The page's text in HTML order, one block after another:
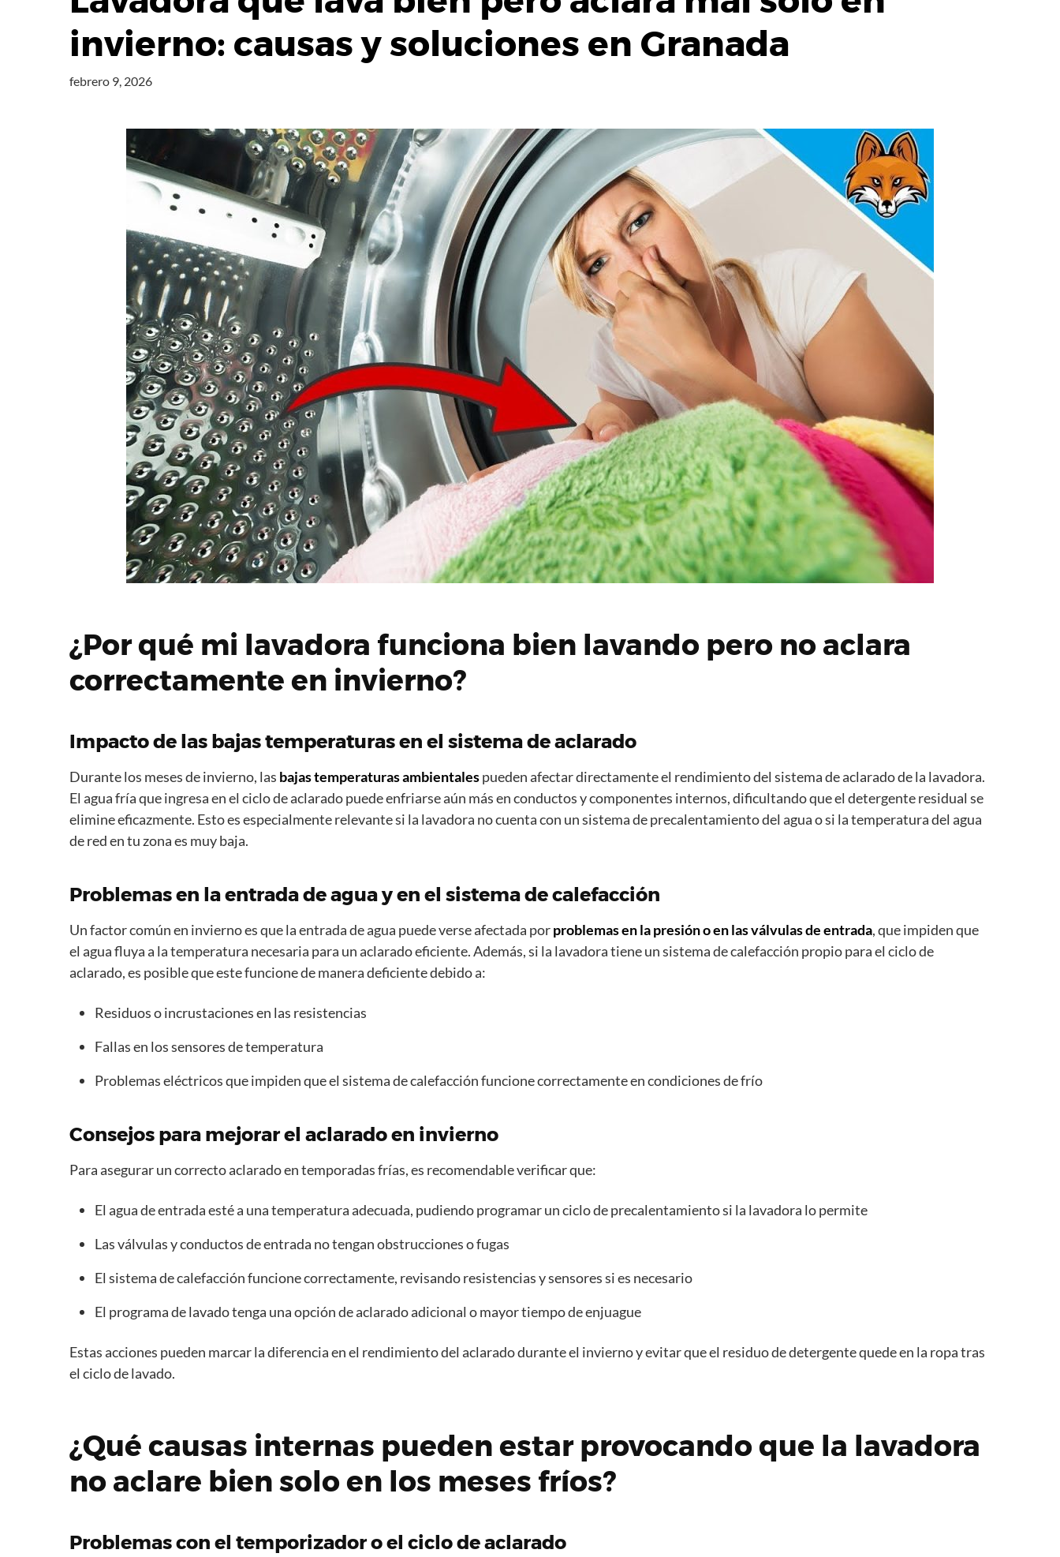
invierno: causas y soluciones en Granada
febrero 9, 2026
¿Por qué mi lavadora funciona bien lavando pero no aclara
correctamente en invierno?
Impacto de las bajas temperaturas en el sistema de aclarado
Durante los meses de invierno, las bajas temperaturas ambientalespueden afectar directamente el rendimiento del sistema de aclarado de la lavadora.
El agua fría que ingresa en el ciclo de aclarado puede enfriarse aún más en conductos y componentes internos, dificultando que el detergente residual se
elimine eficazmente. Esto es especialmente relevante si la lavadora no cuenta con un sistema de precalentamiento del agua o si la temperatura del agua
de red en tu zona es muy baja.
Problemas en la entrada de agua y en el sistema de calefacción
Un factor común en invierno es que la entrada de agua puede verse afectada porproblemas en la presión o en las válvulas de entrada, que impiden que
el agua fluya a la temperatura necesaria para un aclarado eficiente. Además, si la lavadora tiene un sistema de calefacción propio para el ciclo de
aclarado, es posible que este funcione de manera deficiente debido a:
Residuos o incrustaciones en las resistencias
Fallas en los sensores de temperatura
Problemas eléctricos que impiden que el sistema de calefacción funcione correctamente en condiciones de frío
Consejos para mejorar el aclarado en invierno
Para asegurar un correcto aclarado en temporadas frías, es recomendable verificar que:
El agua de entrada esté a una temperatura adecuada, pudiendo programar un ciclo de precalentamiento si la lavadora lo permite
Las válvulas y conductos de entrada no tengan obstrucciones o fugas
El sistema de calefacción funcione correctamente, revisando resistencias y sensores si es necesario
El programa de lavado tenga una opción de aclarado adicional o mayor tiempo de enjuague
Estas acciones pueden marcar la diferencia en el rendimiento del aclarado durante el invierno y evitar que el residuo de detergente quede en la ropa tras
el ciclo de lavado.
¿Qué causas internas pueden estar provocando que la lavadora
no aclare bien solo en los meses fríos?
Problemas con el temporizador o el ciclo de aclarado